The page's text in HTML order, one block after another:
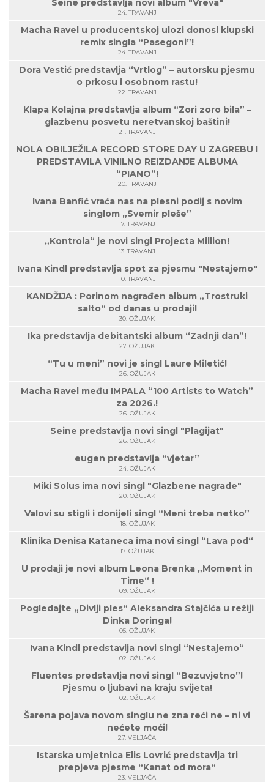
Seine predstavlja novi album "Vreva"
24. TRAVANJ
Macha Ravel u producentskoj ulozi donosi klupski
remix singla “Pasegoni”!
24. TRAVANJ
Dora Vestić predstavlja “Vrtlog” – autorsku pjesmu
o prkosu i osobnom rastu!
22. TRAVANJ
Klapa Kolajna predstavlja album “Zori zoro bila” –
glazbenu posvetu neretvanskoj baštini!
21. TRAVANJ
NOLA OBILJEŽILA RECORD STORE DAY U ZAGREBU I
PREDSTAVILA VINILNO REIZDANJE ALBUMA
“PIANO”!
20. TRAVANJ
Ivana Banfić vraća nas na plesni podij s novim
singlom „Svemir pleše”
17. TRAVANJ
„Kontrola“ je novi singl Projecta Million!
13. TRAVANJ
Ivana Kindl predstavlja spot za pjesmu "Nestajemo"
10. TRAVANJ
KANDŽIJA : Porinom nagrađen album „Trostruki
salto“ od danas u prodaji!
30. OŽUJAK
Ika predstavlja debitantski album “Zadnji dan”!
27. OŽUJAK
“Tu u meni” novi je singl Laure Miletić!
26. OŽUJAK
Macha Ravel među IMPALA “100 Artists to Watch”
za 2026.!
26. OŽUJAK
Seine predstavlja novi singl "Plagijat"
26. OŽUJAK
eugen predstavlja “vjetar”
24. OŽUJAK
Miki Solus ima novi singl "Glazbene nagrade"
20. OŽUJAK
Valovi su stigli i donijeli singl “Meni treba netko”
18. OŽUJAK
Klinika Denisa Kataneca ima novi singl “Lava pod“
17. OŽUJAK
U prodaji je novi album Leona Brenka „Moment in
Time“ !
09. OŽUJAK
Pogledajte „Divlji ples“ Aleksandra Stajčića u režiji
Dinka Doringa!
05. OŽUJAK
Ivana Kindl predstavlja novi singl “Nestajemo“
02. OŽUJAK
Fluentes predstavlja novi singl “Bezuvjetno”!
Pjesmu o ljubavi na kraju svijeta!
02. OŽUJAK
Šarena pojava novom singlu ne zna reći ne – ni vi
nećete moći!
27. VELJAČA
Istarska umjetnica Elis Lovrić predstavlja tri
prepjeva pjesme “Kanat od mora“
23. VELJAČA